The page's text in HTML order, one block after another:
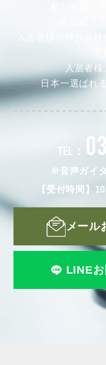
入居者様や仲介会
入居者様
日本一選ばれ
TEL：
※音声ガイ
【受付時間】
メール
LINE